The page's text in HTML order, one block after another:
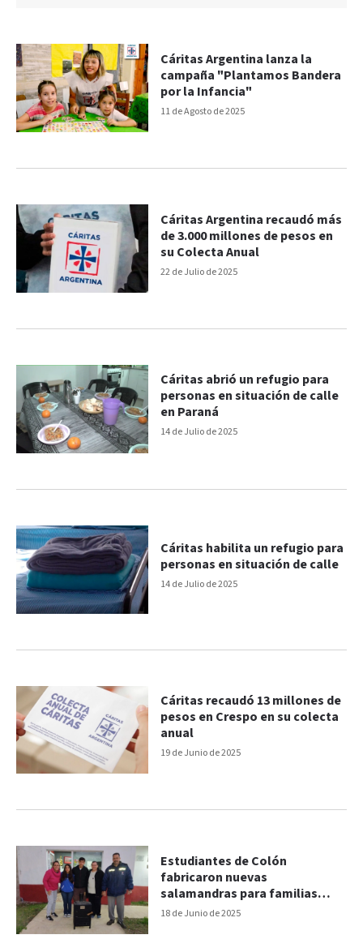
11 de Agosto de 2025
Cáritas Argentina lanza la
campaña "Plantamos Bandera
por la Infancia"
22 de Julio de 2025
Cáritas Argentina recaudó más
de 3.000 millones de pesos en
su Colecta Anual
14 de Julio de 2025
Cáritas abrió un refugio para
personas en situación de calle
en Paraná
14 de Julio de 2025
Cáritas habilita un refugio para
personas en situación de calle
19 de Junio de 2025
Cáritas recaudó 13 millones de
pesos en Crespo en su colecta
anual
18 de Junio de 2025
Estudiantes de Colón
fabricaron nuevas
salamandras para familias
vulnerables